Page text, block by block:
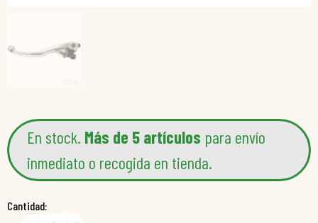
En stock. Más de 5 artículos para envío
inmediato o recogida en tienda.
Cantidad: